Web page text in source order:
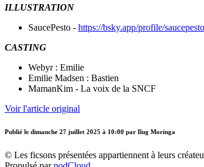
ILLUSTRATION
SaucePesto - https://bsky.app/profile/
CASTING
Webyr : Emilie
Emilie Madsen : Bastien
MamanKim - La voix de la SNCF
Voir l'article original
Publié le dimanche 27 juillet 2025 à 10:00 par Ilug Moringa
© Les ficsons présentées appartiennent à leurs